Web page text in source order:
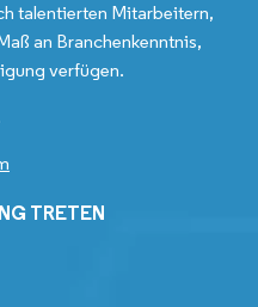
talentierten Mitarbeitern,
an Branchenkenntnis,
verfügen.
TRETEN